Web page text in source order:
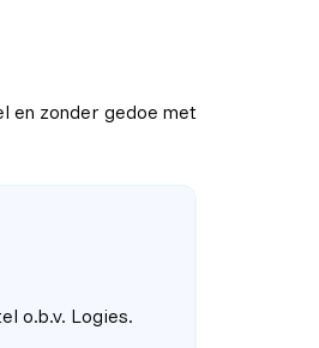
en zonder gedoe met
o.b.v. Logies.